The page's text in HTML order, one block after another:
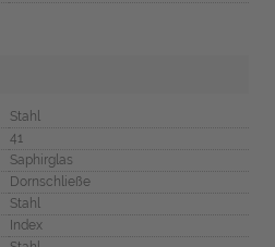
Stahl
41
Saphirglas
Dornschließe
Stahl
Index